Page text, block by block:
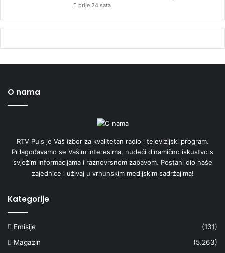
prije 24 sata
O nama
RTV Puls je Vaš izbor za kvalitetan radio i televizijski program.
Prilagođavamo se Vašim interesima, nudeći dinamično iskustvo s
svježim informacijama i raznovrsnom zabavom. Postani dio naše
zajednice i uživaj u vrhunskim medijskim sadržajima!
Kategorije
Emisije
(131)
Magazin
(5.263)